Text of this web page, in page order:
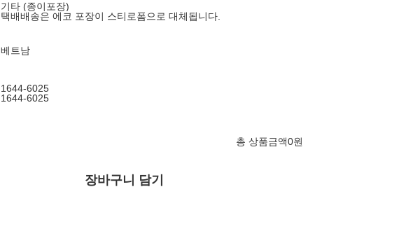
기타 (종이포장)
택배배송은 에코 포장이 스티로폼으로 대체됩니다.
베트남
1644-6025
1644-6025
총 상품금액0원
장바구니 담기